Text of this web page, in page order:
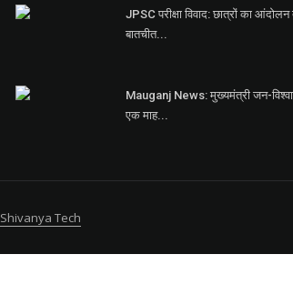
JPSC परीक्षा विवाद: छात्रों का
बातचीत...
Mauganj News: मुख्यमंत्री जन-
एक माह...
Shivanya Tech